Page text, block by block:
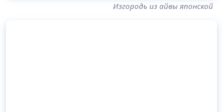
Изгородь из айвы японской